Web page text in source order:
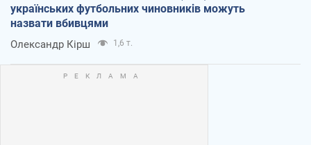
українських футбольних чиновників можуть
назвати вбивцями
Олександр Кірш 1,6 т.